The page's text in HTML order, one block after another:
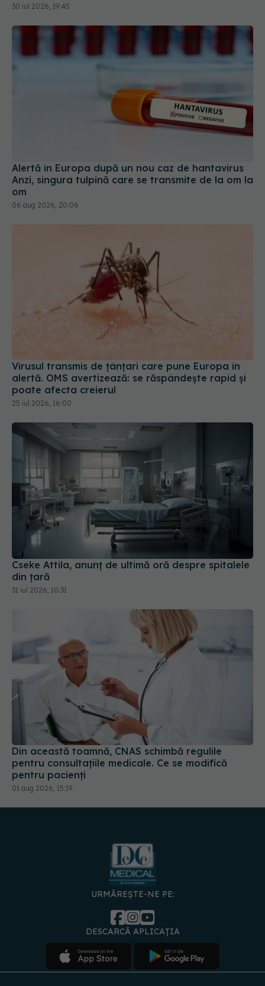
30 iul 2026, 19:45
Alertă în Europa după un nou caz de hantavirus
Anzi, singura tulpină care se transmite de la om la
om
06 aug 2026, 20:06
Virusul transmis de țânțari care pune Europa în
alertă. OMS avertizează: se răspândește rapid și
poate afecta creierul
25 iul 2026, 16:00
Cseke Attila, anunț de ultimă oră despre spitalele
din țară
31 iul 2026, 10:31
Din această toamnă, CNAS schimbă regulile
pentru consultațiile medicale. Ce se modifică
pentru pacienți
01 aug 2026, 15:19
URMĂREȘTE-NE PE:
DESCARCĂ APLICAȚIA